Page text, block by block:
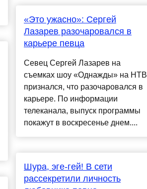
«Это ужасно»: Сергей
Лазарев разочаровался в
карьере певца
Севец Сергей Лазарев на
съемках шоу «Однажды» на НТВ
признался, что разочаровался в
карьере. По информации
телеканала, выпуск программы
покажут в воскресенье днем....
Шура, эге-гей! В сети
рассекретили личность